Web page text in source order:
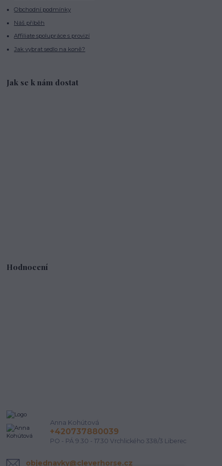
Obchodní podmínky
Náš příběh
Affiliate spolupráce s provizí
Jak vybrat sedlo na koně?
Jak se k nám dostat
Hodnocení
Anna Kohútová
+420737880039
PO - PÁ 9.30 - 17.30 Vrchlického 338/3 Liberec
objednavky@cleverhorse.cz